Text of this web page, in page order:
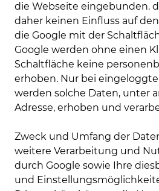
die Webseite eingebunden.
daher keinen Einfluss auf
die Google mit der
Google werden ohne einen
Schaltfläche keine
erhoben. Nur bei
werden solche Daten, unter
Adresse, erhoben und
Zweck und Umfang der
weitere Verarbeitung und
durch Google sowie Ihre
und